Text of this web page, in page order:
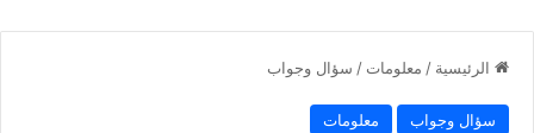
الرئيسية / معلومات / سؤال وجواب
سؤال وجواب معلومات